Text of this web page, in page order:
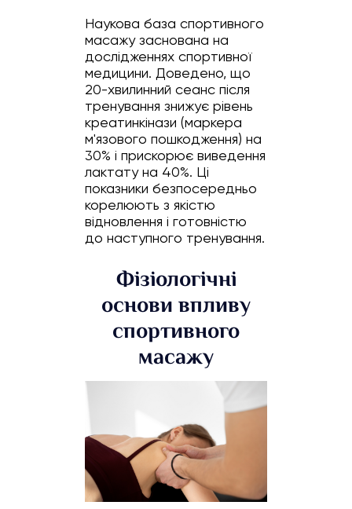
Наукова база спортивного
масажу заснована на
дослідженнях спортивної
медицини. Доведено, що
20-хвилинний сеанс після
тренування знижує рівень
креатинкінази (маркера
м'язового пошкодження) на
30% і прискорює виведення
лактату на 40%. Ці
показники безпосередньо
корелюють з якістю
відновлення і готовністю
до наступного тренування.
Фізіологічні
основи впливу
спортивного
масажу